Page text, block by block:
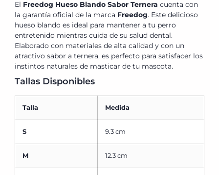
El Freedog Hueso Blando Sabor Ternera cuenta con
la garantía oficial de la marca Freedog. Este delicioso
hueso blando es ideal para mantener a tu perro
entretenido mientras cuida de su salud dental.
Elaborado con materiales de alta calidad y con un
atractivo sabor a ternera, es perfecto para satisfacer los
instintos naturales de masticar de tu mascota.
Tallas Disponibles
Talla Medida
S 9.3 cm
M 12.3 cm